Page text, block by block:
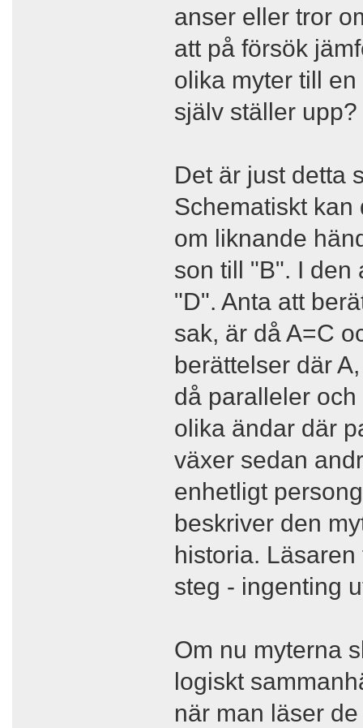
anser eller tror
att på försök
olika myter till
själv ställer upp?
Det är just detta
Schematiskt kan
om liknande
son till "B". I den
"D". Anta att
sak, är då A=C
berättelser där
då paralleler
olika ändar där
växer sedan
enhetligt
beskriver den
historia.
steg - ingenting
Om nu myterna
logiskt
när man läser